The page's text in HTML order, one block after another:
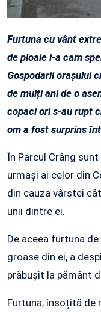
Furtuna cu vânt
de ploaie i-a cam
Gospodarii orașului
de mulți ani de o
copaci ori s-au rupt
om a fost surprins
În Parcul Crâng
urmași ai celor din
din cauza vârstei
unii dintre ei.
De aceea furtuna
groase din ei, a
prăbușit la pământ
Furtuna, însoțită de